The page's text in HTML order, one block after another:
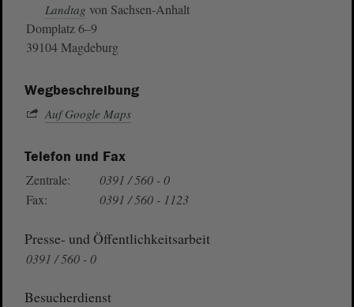
Landtag von Sachsen-Anhalt
Domplatz 6–9
39104 Magdeburg
Wegbeschreibung
Auf Google Maps
Telefon und Fax
Zentrale:
0391 / 560 - 0
Fax:
0391 / 560 - 1123
Presse- und Öffentlichkeitsarbeit
0391 / 560 - 0
Besucherdienst